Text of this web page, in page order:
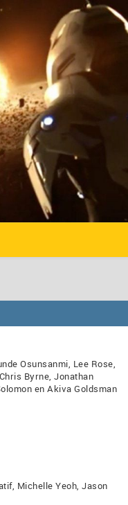
Osunsanmi, Lee Rose,
Byrne, Jonathan
en Akiva Goldsman
Michelle Yeoh, Jason